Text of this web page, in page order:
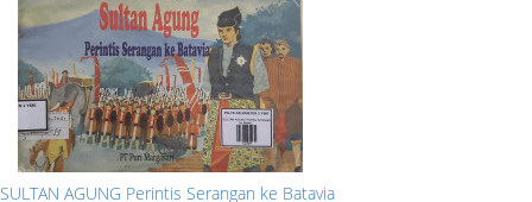
SULTAN AGUNG Perintis Serangan ke Batavia